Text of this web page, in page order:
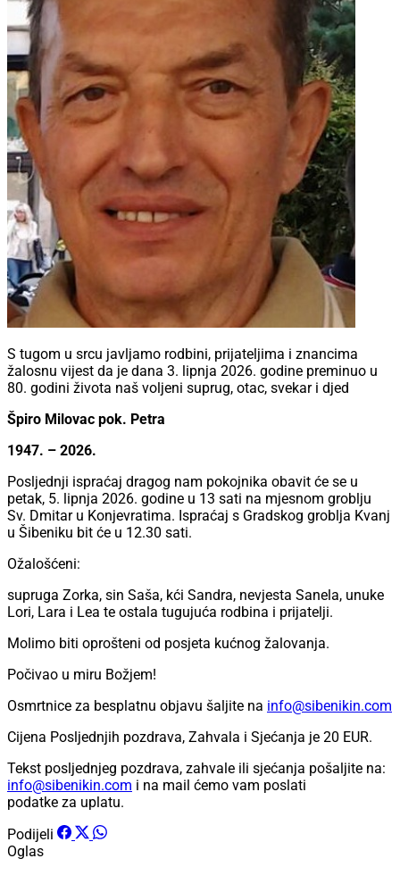
S tugom u srcu javljamo rodbini, prijateljima i znancima
žalosnu vijest da je dana 3. lipnja 2026. godine preminuo u
80. godini života naš voljeni suprug, otac, svekar i djed
Špiro Milovac pok. Petra
1947. – 2026.
Posljednji ispraćaj dragog nam pokojnika obavit će se u
petak, 5. lipnja 2026. godine u 13 sati na mjesnom groblju
Sv. Dmitar u Konjevratima. Ispraćaj s Gradskog groblja Kvanj
u Šibeniku bit će u 12.30 sati.
Ožalošćeni:
supruga Zorka, sin Saša, kći Sandra, nevjesta Sanela, unuke
Lori, Lara i Lea te ostala tugujuća rodbina i prijatelji.
Molimo biti oprošteni od posjeta kućnog žalovanja.
Počivao u miru Božjem!
Osmrtnice za besplatnu objavu šaljite na info@sibenikin.com
Cijena Posljednjih pozdrava, Zahvala i Sjećanja je 20 EUR.
Tekst posljednjeg pozdrava, zahvale ili sjećanja pošaljite na:
info@sibenikin.com i na mail ćemo vam poslati
podatke za uplatu.
Podijeli
Oglas